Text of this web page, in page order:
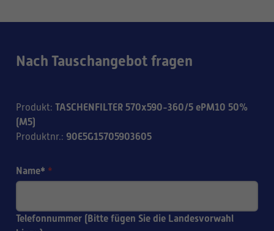
Nach Tauschangebot fragen
Produkt: TASCHENFILTER 570x590-360/5 ePM10 50%
(M5)
Produktnr.: 90E5G15705903605
Name* *
Telefonnummer (Bitte fügen Sie die Landesvorwahl